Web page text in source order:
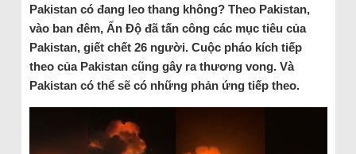
Pakistan có đang leo thang không? Theo Pakistan,
vào ban đêm, Ấn Độ đã tấn công các mục tiêu của
Pakistan, giết chết 26 người. Cuộc pháo kích tiếp
theo của Pakistan cũng gây ra thương vong. Và
Pakistan có thể sẽ có những phản ứng tiếp theo.